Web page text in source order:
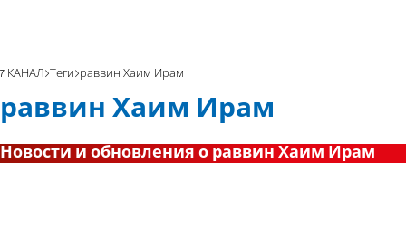
7 КАНАЛ Теги раввин Хаим Ирам
раввин Хаим Ирам
Новости и обновления о раввин Хаим Ирам